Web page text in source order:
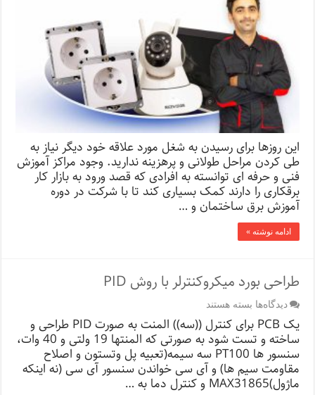
این روزها برای رسیدن به شغل مورد علاقه خود دیگر نیاز به
طی کردن مراحل طولانی و پرهزینه ندارید. وجود مراکز آموزش
فنی و حرفه ای توانسته به افرادی که قصد ورود به بازار کار
برقکاری را دارند کمک بسیاری کند تا با شرکت در دوره
آموزش برق ساختمان و …
ادامه نوشته »
طراحی بورد میکروکنترلر با روش PID
دیدگاه‌ها برای
بورد
میکروکنترلر
با
PID
بسته هستند
یک PCB برای کنترل ((سه)) المنت به صورت PID طراحی و
ساخته و تست شود به صورتی که المنتها 19 ولتی و 40 وات،
سنسور ها PT100 سه سیمه(تعبیه پل وتستون و اصلاح
مقاومت سیم ها) و آی سی خواندن سنسور آی سی (نه اینکه
ماژول)MAX31865 و کنترل دما به …